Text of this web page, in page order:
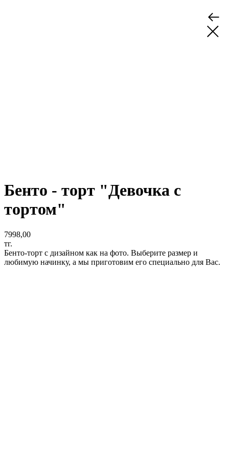
Бенто - торт "Девочка с
тортом"
7998,00
тг.
Бенто-торт с дизайном как на фото. Выберите размер и
любимую начинку, а мы приготовим его специально для Вас.